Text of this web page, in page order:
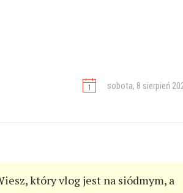
sobota, 8 sierpień
który vlog jest na siódmym, a